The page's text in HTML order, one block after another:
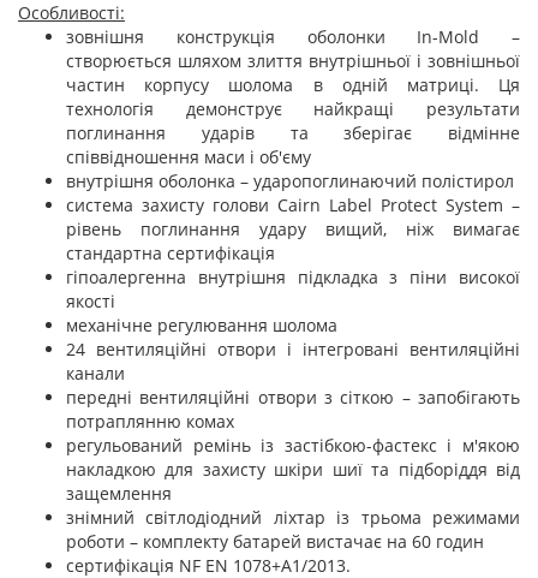
Особливості:
зовнішня конструкція оболонки In-Mold –
створюється шляхом злиття внутрішньої і зовнішньої
частин корпусу шолома в одній матриці. Ця
технологія демонструє найкращі результати
поглинання ударів та зберігає відмінне
співвідношення маси і об'єму
внутрішня оболонка – ударопоглинаючий полістирол
система захисту голови Cairn Label Protect System –
рівень поглинання удару вищий, ніж вимагає
стандартна сертифікація
гіпоалергенна внутрішня підкладка з піни високої
якості
механічне регулювання шолома
24 вентиляційні отвори і інтегровані вентиляційні
канали
передні вентиляційні отвори з сіткою – запобігають
потраплянню комах
регульований ремінь із застібкою-фастекс і м'якою
накладкою для захисту шкіри шиї та підборіддя від
защемлення
знімний світлодіодний ліхтар із трьома режимами
роботи – комплекту батарей вистачає на 60 годин
сертифікація NF EN 1078+A1/2013.